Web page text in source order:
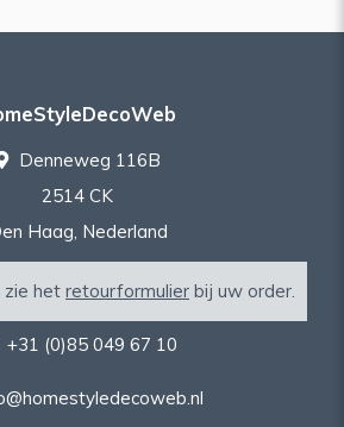
Denneweg 116B
2514 CK
Haag, Nederland
zie het retourformulier bij uw order.
+31 (0)85 049 67 10